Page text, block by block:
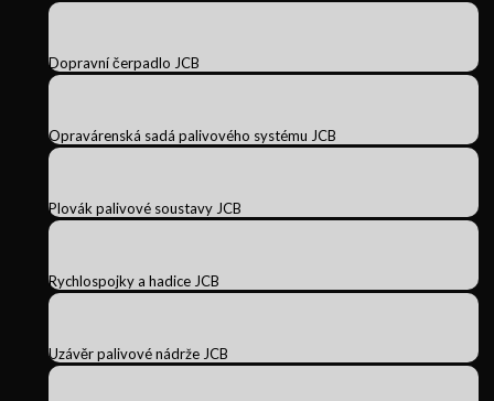
Dopravní čerpadlo JCB
Opravárenská sadá palivového systému JCB
Plovák palivové soustavy JCB
Rychlospojky a hadice JCB
Uzávěr palivové nádrže JCB